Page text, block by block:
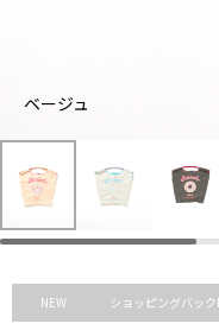
NEW ショッピングバッ
ベージュ
ト